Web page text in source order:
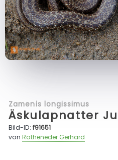
Zamenis longissimus
Äskulapnatter
Bild-ID:f91651
vonRotheneder Gerhard